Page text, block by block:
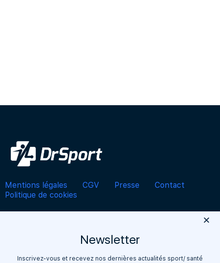
Mentions légales CGV Presse
Contact
Politique de cookies
Top blessures par sport
CYCLISME FITNESS
Newsletter
Inscrivez-vous et recevez nos dernières actualités sport/ santé